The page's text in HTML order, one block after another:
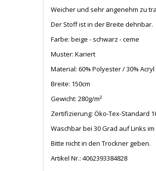
Weicher und sehr angenehm zu
Der Stoff ist in der Breite dehnbar.
Farbe: beige - schwarz - ceme
Muster: Kariert
Material: 60% Polyester / 30% Acryl
Breite: 150cm
Gewicht: 280g/m²
Zertifizierung: Öko-Tex-Standard
Waschbar bei 30 Grad auf Links
Bitte nicht in den Trockner geben.
Artikel Nr.: 4062393384828